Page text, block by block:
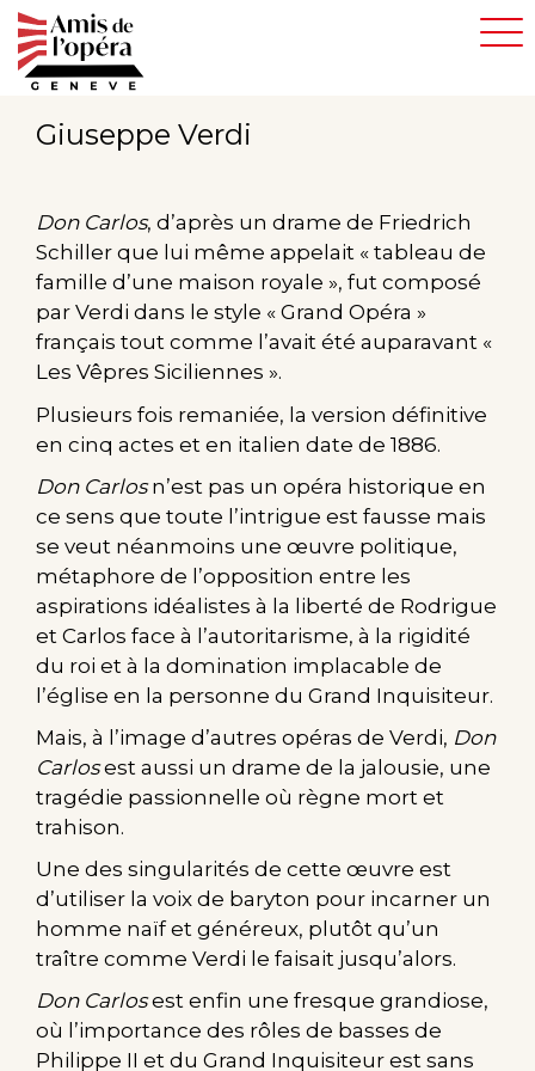
Aller
au
contenu
Giuseppe Verdi
Don Carlos, d’après un drame de Friedrich
Schiller que lui même appelait « tableau de
famille d’une maison royale », fut composé
par Verdi dans le style « Grand Opéra »
français tout comme l’avait été auparavant «
Les Vêpres Siciliennes ».
Plusieurs fois remaniée, la version définitive
en cinq actes et en italien date de 1886.
Don Carlosn’est pas un opéra historique en
ce sens que toute l’intrigue est fausse mais
se veut néanmoins une œuvre politique,
métaphore de l’opposition entre les
aspirations idéalistes à la liberté de Rodrigue
et Carlos face à l’autoritarisme, à la rigidité
du roi et à la domination implacable de
l’église en la personne du Grand Inquisiteur.
Mais, à l’image d’autres opéras de Verdi, Don
Carlosest aussi un drame de la jalousie, une
tragédie passionnelle où règne mort et
trahison.
Une des singularités de cette œuvre est
d’utiliser la voix de baryton pour incarner un
homme naïf et généreux, plutôt qu’un
traître comme Verdi le faisait jusqu’alors.
Don Carlosest enfin une fresque grandiose,
où l’importance des rôles de basses de
Philippe II et du Grand Inquisiteur est sans